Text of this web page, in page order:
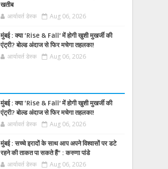
खतीब
आर्यावर्त डेस्क Aug 06, 2026
मुंबई : क्या ‘Rise & Fall’ में होगी खुशी मुखर्जी की
एंट्री? बोल्ड अंदाज से फिर मचेगा तहलका!
आर्यावर्त डेस्क Aug 06, 2026
मुंबई : क्या ‘Rise & Fall’ में होगी खुशी मुखर्जी की
एंट्री? बोल्ड अंदाज से फिर मचेगा तहलका!
आर्यावर्त डेस्क Aug 06, 2026
मुंबई : सच्चे इरादों के साथ आप अपने विश्वासों पर डटे
रहने की ताकत पा सकते हैं” : करुणा पांडे
आर्यावर्त डेस्क Aug 06, 2026